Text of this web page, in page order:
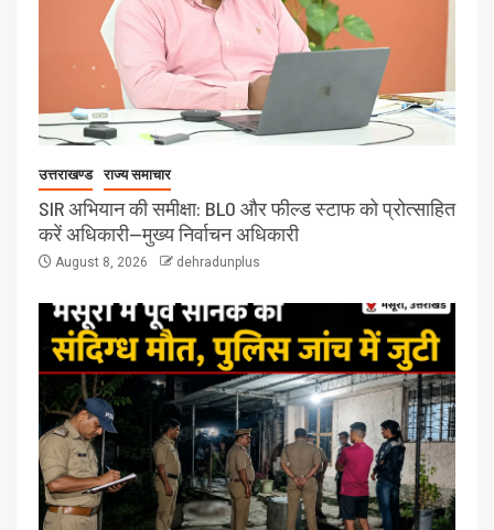
उत्तराखण्ड राज्य समाचार
SIR अभियान की समीक्षा: BLO और फील्ड स्टाफ को प्रोत्साहित
करें अधिकारी—मुख्य निर्वाचन अधिकारी
August 8, 2026 dehradunplus